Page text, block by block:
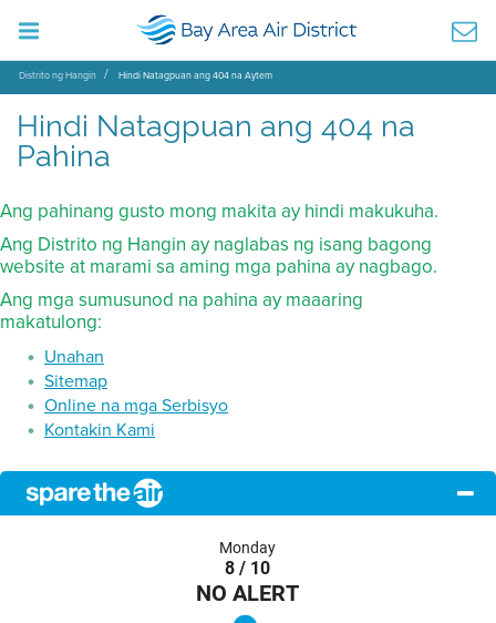
Distrito ng Hangin Hindi Natagpuan ang 404 na Aytem
Hindi Natagpuan ang 404 na
Pahina
Ang pahinang gusto mong makita ay hindi makukuha.
Ang Distrito ng Hangin ay naglabas ng isang bagong
website at marami sa aming mga pahina ay nagbago.
Ang mga sumusunod na pahina ay maaaring
makatulong:
Unahan
Sitemap
Online na mga Serbisyo
Kontakin Kami
Monday
8 / 10
NO ALERT